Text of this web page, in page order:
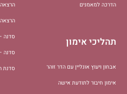
הדרכה למאמנים
תהליכי אימון
אבחון ויעוץ אונליין עם הדר זוהר
אימון חיבור לתודעת אישה
הרצאה
סדנה
סדנה
סדנת